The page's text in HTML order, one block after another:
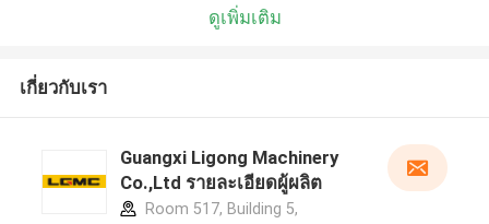
ดูเพิ่มเติม
เกี่ยวกับเรา
Guangxi Ligong Machinery
Co.,Ltd รายละเอียดผู้ผลิต
Room 517, Building 5,